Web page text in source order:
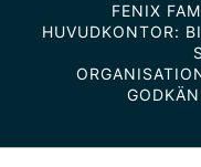
FENIX
HUVUDKONTOR: